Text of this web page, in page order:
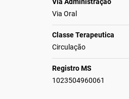
Via Oral
Classe Terapeutica
Circulação
Registro MS
1023504960061